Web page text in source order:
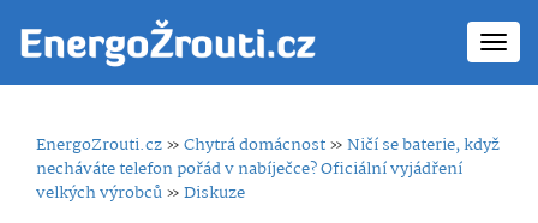
EnergoZrouti.cz»Chytrá domácnost»Ničí se baterie, když
necháváte telefon pořád v nabíječce? Oficiální vyjádření
velkých výrobců»Diskuze